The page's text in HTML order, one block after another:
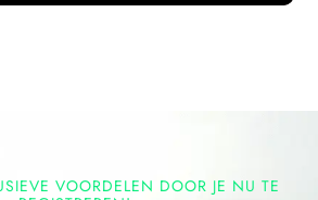
VOORDELEN DOOR JE NU TE